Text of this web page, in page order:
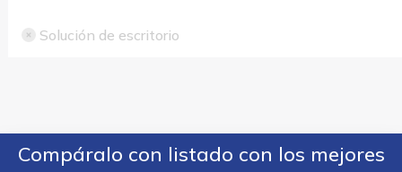
Solución de escritorio
Compáralo con listado con los mejores